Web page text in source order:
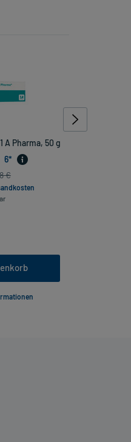
A Pharma, 50 g
4.666666666666667
6*
€